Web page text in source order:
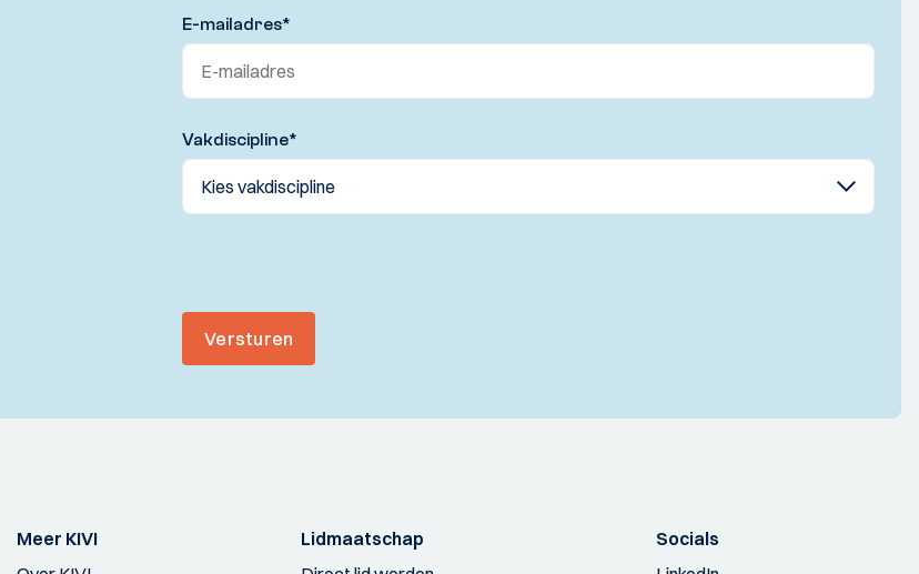
E-mailadres*
Vakdiscipline*
Versturen
Meer KIVI
Lidmaatschap
Socials